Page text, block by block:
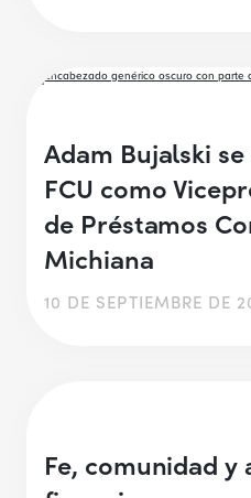
Adam Bujalski
FCU como
de Préstamos
Michiana
10 DE SEPTIEMBRE DE
Fe, comunidad y